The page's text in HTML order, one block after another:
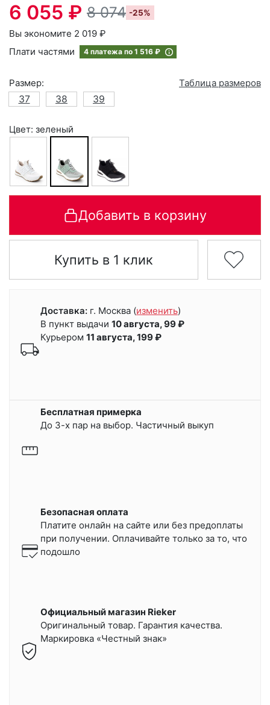
6 055 ₽ 8 074 -25%
Вы экономите 2 019 ₽
Плати частями
4 платежа по 1 516 ₽
Размер:
Таблица размеров
37
38 39
Цвет: зеленый
Добавить в корзину
Купить в 1 клик
Доставка: г. Москва (изменить)
В пункт выдачи 10 августа, 99 ₽
Курьером 11 августа, 199 ₽
Бесплатная примерка
До 3-х пар на выбор. Частичный выкуп
Безопасная оплата
Платите онлайн на сайте или без предоплаты
при получении. Оплачивайте только за то, что
подошло
Официальный магазин Rieker
Оригинальный товар. Гарантия качества.
Маркировка «Честный знак»